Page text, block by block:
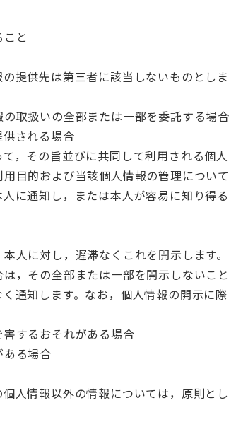
と
提供先は第三者に該当しないものとしま
取扱いの全部または一部を委託する場合
される場合
，その旨並びに共同して利用される個人
目的および当該個人情報の管理について
に通知し，または本人が容易に知り得る
人に対し，遅滞なくこれを開示します。
，その全部または一部を開示しないこと
通知します。なお，個人情報の開示に際
するおそれがある場合
る場合
人情報以外の情報については，原則とし